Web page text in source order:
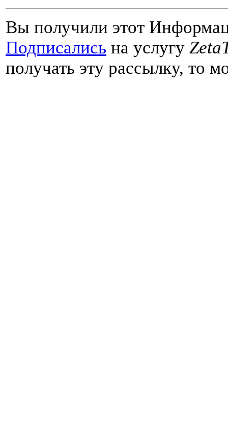
Вы получили этот
Подписались на услугу
получать эту рассылку, то